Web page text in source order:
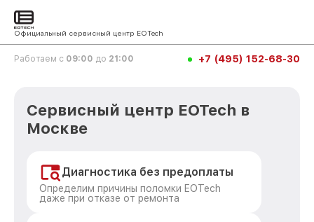
Официальный сервисный центр EOTech
Работаем с 09:00 до 21:00 +7 (495) 152-68-30
Сервисный центр EOTech в
Москве
Диагностика без предоплаты
Определим причины поломки EOTech
даже при отказе от ремонта